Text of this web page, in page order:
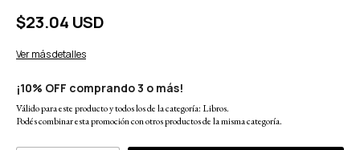
$23.04 USD
Ver más detalles
¡10% OFF comprando 3 o más!
Válido para este producto y todos los de la categoría: Libros.
Podés combinar esta promoción con otros productos de la misma categoría.